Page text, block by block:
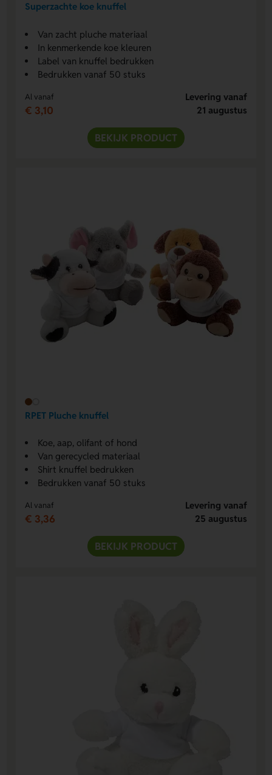
Superzachte koe knuffel
Van zacht pluche materiaal
In kenmerkende koe kleuren
Label van knuffel bedrukken
Bedrukken vanaf 50 stuks
Al vanaf
€ 3,10
Levering vanaf
21 augustus
BEKIJK PRODUCT
RPET Pluche knuffel
Koe, aap, olifant of hond
Van gerecycled materiaal
Shirt knuffel bedrukken
Bedrukken vanaf 50 stuks
Al vanaf
€ 3,36
Levering vanaf
25 augustus
BEKIJK PRODUCT